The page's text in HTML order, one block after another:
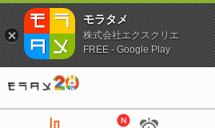
モラタメ
株式会社エクスクリエ
FREE - Google Play